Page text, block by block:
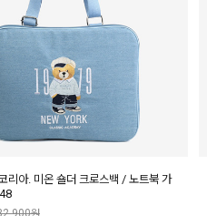
리아. 미온 숄더 크로스백 / 노트북 가
원